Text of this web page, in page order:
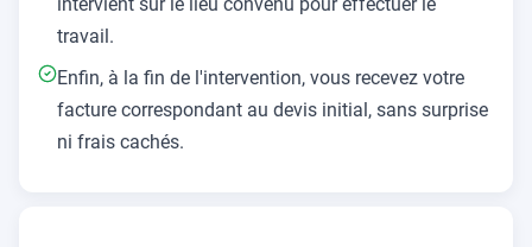
travail.
Enfin, à la fin de l'intervention, vous recevez votre
facture correspondant au devis initial, sans surprise
ni frais cachés.